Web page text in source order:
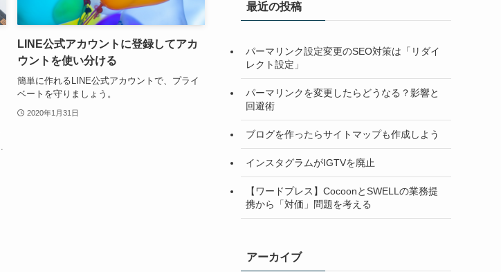
LINE公式アカウントに登録してアカ
ウントを使い分ける
簡単に作れるLINE公式アカウントで、プライ
ベートを守りましょう。
2020年1月31日
最近の投稿
パーマリンク設定変更のSEO対策は「リダイ
レクト設定」
パーマリンクを変更したらどうなる？影響と
回避術
ブログを作ったらサイトマップも作成しよう
インスタグラムがIGTVを廃止
【ワードプレス】CocoonとSWELLの業務提
携から「対価」問題を考える
アーカイブ